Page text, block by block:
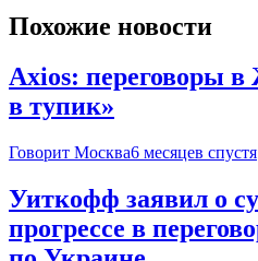
Похожие новости
Axios: переговоры
в тупик»
Говорит Москва6 месяцев спустя
Уиткофф заявил о
прогрессе в